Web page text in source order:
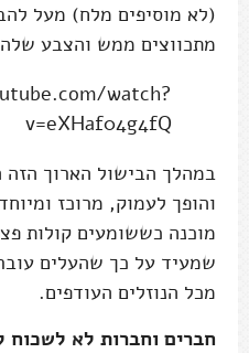
(לא מוסיפים מלח) מעל
מתכווצים ממש והצבע
watch?
v=eXHaf04g4fQ
במהלך הבישול הארוך
והופך לעמוק, מרוכז
מוכנה כששומעים קולות
שמעיד על כך שהעלים
מכל הנוזלים העודפים.
חברים וחברות לא לשכוח